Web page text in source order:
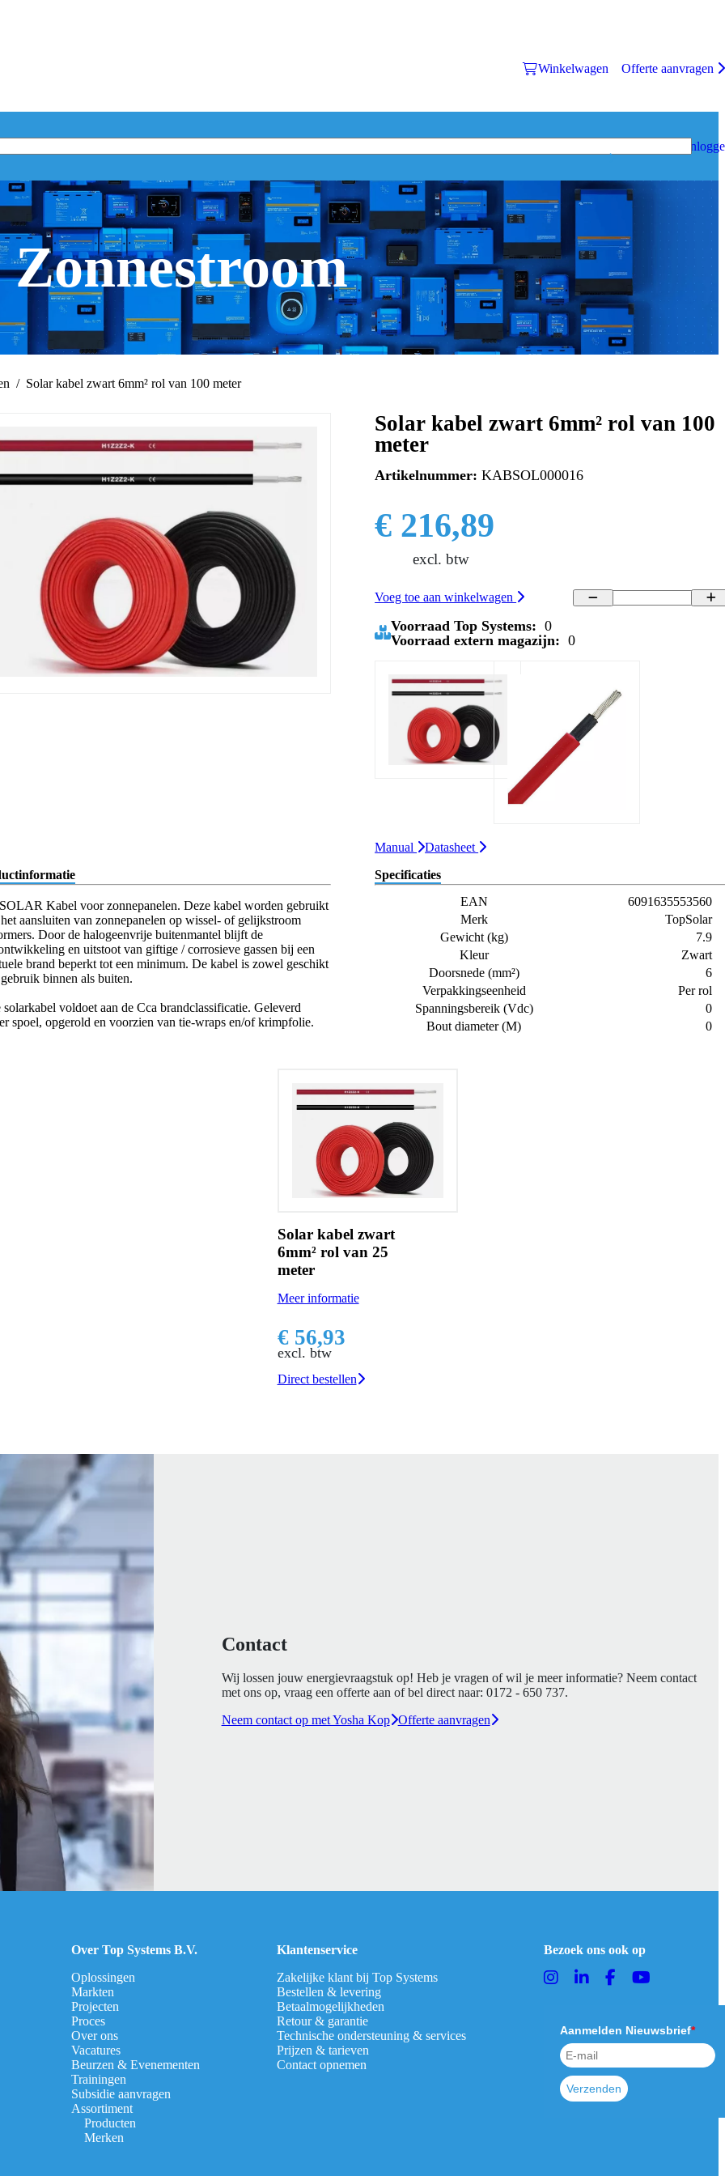
Winkelwagen Offerte aanvragen
Zonnestroom
Solar kabel zwart 6mm² rol van 100 meter
Solar kabel zwart 6mm² rol van 100
meter
Artikelnummer: KABSOL000016
€ 216,89
excl. btw
Voeg toe aan winkelwagen
Voorraad Top Systems: 0
Voorraad extern magazijn: 0
Manual
Datasheet
Kabel voor zonnepanelen. Deze kabel worden gebruikt
aansluiten van zonnepanelen op wissel- of gelijkstroom
Door de halogeenvrije buitenmantel blijft de
en uitstoot van giftige / corrosieve gassen bij een
brand beperkt tot een minimum. De kabel is zowel geschikt
binnen als buiten.
solarkabel voldoet aan de Cca brandclassificatie. Geleverd
spoel, opgerold en voorzien van tie-wraps en/of krimpfolie.
Specificaties
EAN
6091635553560
Merk
TopSolar
Gewicht (kg)
7.9
Kleur
Zwart
Doorsnede (mm²)
6
Verpakkingseenheid
Per rol
Spanningsbereik (Vdc)
0
Bout diameter (M)
0
Solar kabel zwart
6mm² rol van 25
meter
Meer informatie
€ 56,93
excl. btw
Direct bestellen
Contact
Wij lossen jouw energievraagstuk op! Heb je vragen of wil je meer informatie? Neem contact
met ons op, vraag een offerte aan of bel direct naar: 0172 - 650 737.
Neem contact op met Yosha Kop Offerte aanvragen
Over Top Systems B.V.
Oplossingen
Markten
Projecten
Proces
Over ons
Vacatures
Beurzen & Evenementen
Trainingen
Subsidie aanvragen
Assortiment
Producten
Merken
Klantenservice
Zakelijke klant bij Top Systems
Bestellen & levering
Betaalmogelijkheden
Retour & garantie
Technische ondersteuning & services
Prijzen & tarieven
Contact opnemen
Bezoek ons ook op
Aanmelden Nieuwsbrief*
Verzenden